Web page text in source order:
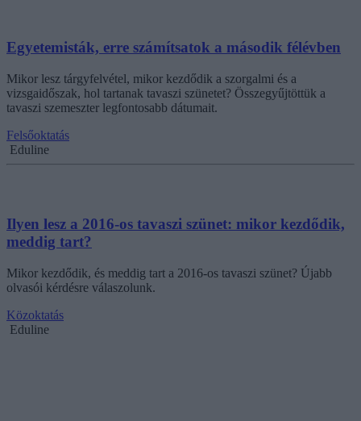
Egyetemisták, erre számítsatok a második félévben
Mikor lesz tárgyfelvétel, mikor kezdődik a szorgalmi és a
vizsgaidőszak, hol tartanak tavaszi szünetet? Összegyűjtöttük a
tavaszi szemeszter legfontosabb dátumait.
Felsőoktatás
Eduline
Ilyen lesz a 2016-os tavaszi szünet: mikor kezdődik,
meddig tart?
Mikor kezdődik, és meddig tart a 2016-os tavaszi szünet? Újabb
olvasói kérdésre válaszolunk.
Közoktatás
Eduline